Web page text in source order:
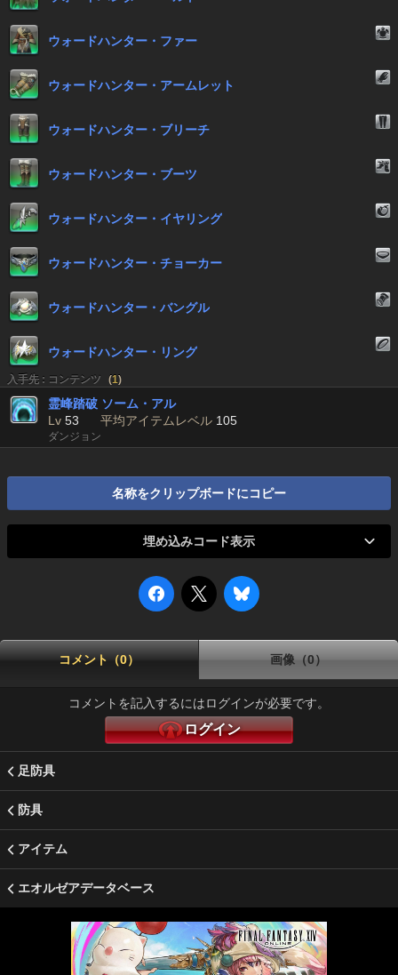
ウォードハンター・ファー
ウォードハンター・アームレット
ウォードハンター・ブリーチ
ウォードハンター・ブーツ
ウォードハンター・イヤリング
ウォードハンター・チョーカー
ウォードハンター・バングル
ウォードハンター・リング
入手先 : コンテンツ (1)
霊峰踏破 ソーム・アル
Lv 53 平均アイテムレベル 105
ダンジョン
名称をクリップボードにコピー
埋め込みコード表示
コメント（0） 画像（0）
コメントを記入するにはログインが必要です。
ログイン
足防具
防具
アイテム
エオルゼアデータベース